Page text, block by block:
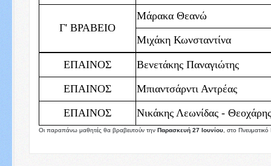
Γ' ΒΡΑΒΕΙΟ
Μάρακα Θεανώ
Μιχάκη Κωνσταντίνα
ΕΠΑΙΝΟΣ
Βενετάκης Παναγιώτης
ΕΠΑΙΝΟΣ
Μπιαντσάρντι Αντρέας
ΕΠΑΙΝΟΣ
Νικάκης Λεωνίδας -
Οι παραπάνω μαθητές θα βραβευτούν τηνΠαρασκευή 27 Ιουνίου , στο